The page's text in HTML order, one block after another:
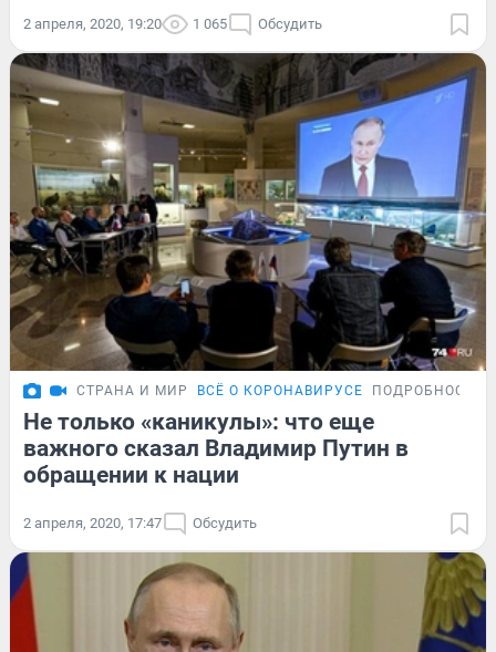
2 апреля, 2020, 19:20 1 065 Обсудить
СТРАНА И МИР ВСЁ О КОРОНАВИРУСЕ ПОДРОБНОСТИ
Не только «каникулы»: что еще
важного сказал Владимир Путин в
обращении к нации
2 апреля, 2020, 17:47 Обсудить